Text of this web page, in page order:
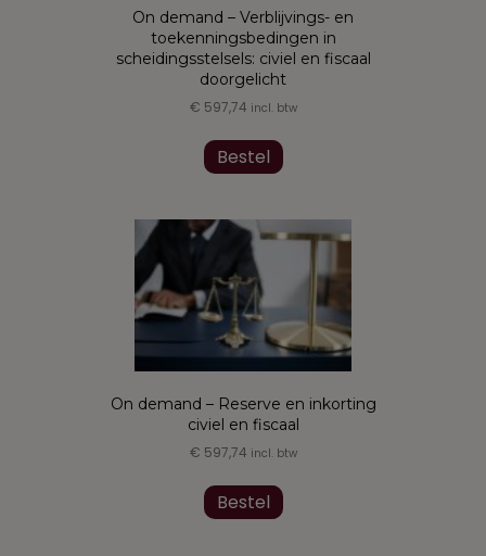
On demand – Verblijvings- en
toekenningsbedingen in
scheidingsstelsels: civiel en fiscaal
doorgelicht
€ 597,74 incl. btw
Bestel
On demand – Reserve en inkorting
civiel en fiscaal
€ 597,74 incl. btw
Bestel